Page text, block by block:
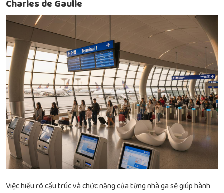
Charles de Gaulle
Việc hiểu rõ cấu trúc và chức năng của từng nhà ga sẽ giúp hành